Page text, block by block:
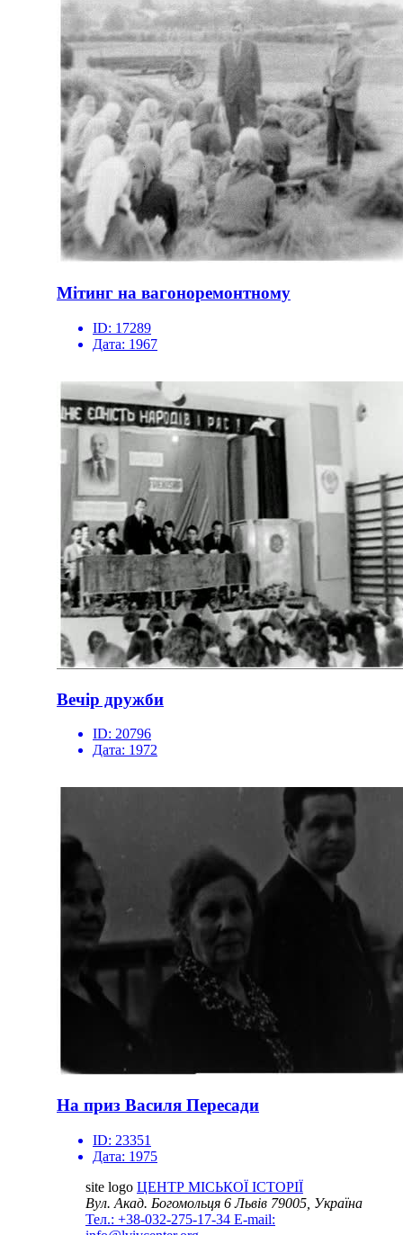
Мітинг на вагоноремонтному
ID: 17289
Дата: 1967
Вечір дружби
ID: 20796
Дата: 1972
На приз Василя Пересади
ID: 23351
Дата: 1975
site logo ЦЕНТР МІСЬКОЇ ІСТОРІЇ
Вул. Акад. Богомольця 6Львів 79005, Україна
Тел.: +38-032-275-17-34 E-mail: